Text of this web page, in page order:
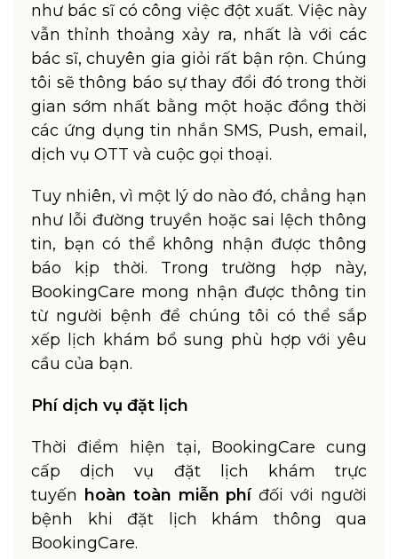
như bác sĩ có công việc đột xuất. Việc này
vẫn thỉnh thoảng xảy ra, nhất là với các
bác sĩ, chuyên gia giỏi rất bận rộn. Chúng
tôi sẽ thông báo sự thay đổi đó trong thời
gian sớm nhất bằng một hoặc đồng thời
các ứng dụng tin nhắn SMS, Push, email,
dịch vụ OTT và cuộc gọi thoại.
Tuy nhiên, vì một lý do nào đó, chẳng hạn
như lỗi đường truyền hoặc sai lệch thông
tin, bạn có thể không nhận được thông
báo kịp thời. Trong trường hợp này,
BookingCare mong nhận được thông tin
từ người bệnh để chúng tôi có thể sắp
xếp lịch khám bổ sung phù hợp với yêu
cầu của bạn.
Phí dịch vụ đặt lịch
Thời điểm hiện tại, BookingCare cung
cấp dịch vụ đặt lịch khám trực
tuyến hoàn toàn miễn phíđối với người
bệnh khi đặt lịch khám thông qua
BookingCare.